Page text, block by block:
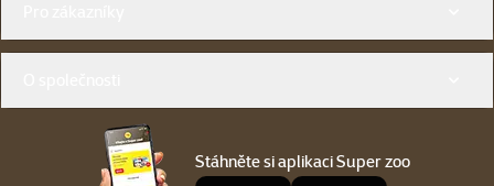
Stáhněte si aplikaci Super zoo